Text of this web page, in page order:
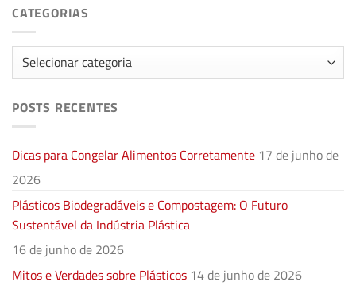
CATEGORIAS
Categorias
POSTS RECENTES
Dicas para Congelar Alimentos Corretamente 17 de junho de
2026
Plásticos Biodegradáveis e Compostagem: O Futuro
Sustentável da Indústria Plástica
16 de junho de 2026
Mitos e Verdades sobre Plásticos 14 de junho de 2026